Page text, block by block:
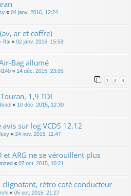
« 04 janv. 2016, 12:24
ar et coffre)
Rai « 02 janv. 2016, 15:53
Bag allumé
« 14 déc. 2015, 23:05
1 2 3
1,9 TDI
« 10 déc. 2015, 12:30
sur log VCDS 12.12
« 24 nov. 2015, 11:47
et ARG ne se vérouillent plus
« 07 oct. 2015, 10:21
clignotant, rétro coté conducteur
« 05 oct. 2015, 21:27